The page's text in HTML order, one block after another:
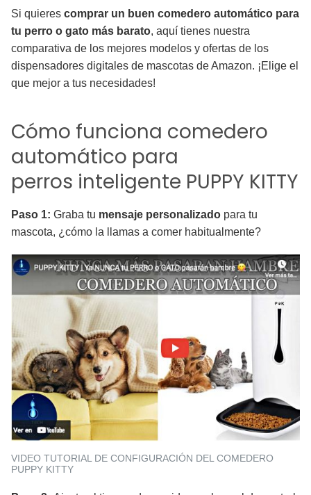
Si quieres comprar un buen comedero automático para
tu perro o gato más barato, aquí tienes nuestra
comparativa de los mejores modelos y ofertas de los
dispensadores digitales de mascotas de Amazon. ¡Elige el
que mejor a tus necesidades!
Cómo funciona comedero
automático para
perros inteligente PUPPY KITTY
Paso 1: Graba tu mensaje personalizado para tu
mascota, ¿cómo la llamas a comer habitualmente?
VIDEO TUTORIAL DE CONFIGURACIÓN DEL COMEDERO
PUPPY KITTY